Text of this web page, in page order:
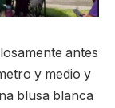
antes
y medio y
blusa blanca